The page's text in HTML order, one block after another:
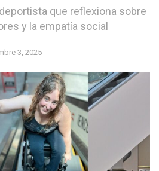
que reflexiona sobre
y la empatía social
3, 2025